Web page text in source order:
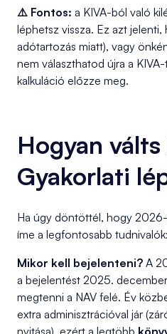
⚠️ Fontos: a KIVA-ból való
léphetsz vissza. Ez azt
adótartozás miatt), vagy
nem választhatod újra a
kalkuláció előzze meg.
Hogyan
Gyakorlati
Ha úgy döntöttél, hogy
íme a legfontosabb tudnivalók:
Mikor kell bejelenteni? A
a bejelentést 2025.
megtenni a NAV felé. Év
extra adminisztrációval jár